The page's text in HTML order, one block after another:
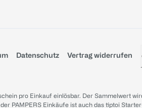
Datenschutz Vertrag widerrufen
pro Einkauf einlösbar. Der Sammelwert
PAMPERS Einkäufe ist auch das tiptoi